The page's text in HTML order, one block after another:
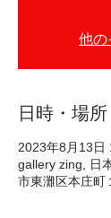
他の
日時・場所
2023年8月13日
gallery zing, 日
市東灘区本庄町